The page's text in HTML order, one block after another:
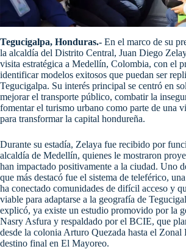
Tegucigalpa, Honduras.- En el marco de su
la alcaldía del Distrito Central, Juan Diego
visita estratégica a Medellín, Colombia, con el
identificar modelos exitosos que puedan ser
Tegucigalpa. Su interés principal se centró en
mejorar el transporte público, combatir la
fomentar el turismo urbano como parte de una
para transformar la capital hondureña.
Durante su estadía, Zelaya fue recibido por
alcaldía de Medellín, quienes le mostraron
han impactado positivamente a la ciudad. Uno
que más destacó fue el sistema de teleférico,
ha conectado comunidades de difícil acceso y
viable para adaptarse a la geografía de
explicó, ya existe un estudio promovido por la
Nasry Asfura y respaldado por el BCIE, que
desde la colonia Arturo Quezada hasta el Zonal
destino final en El Mayoreo.